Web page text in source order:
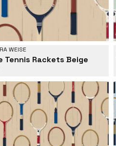
WEISE
Tennis Rackets Beige